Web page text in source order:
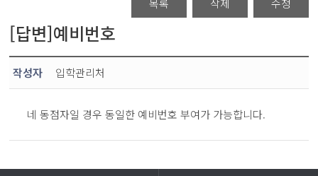
목록 삭제 수정
[답변]예비번호
작성자 입학관리처
네 동점자일 경우 동일한 예비번호 부여가 가능합니다.